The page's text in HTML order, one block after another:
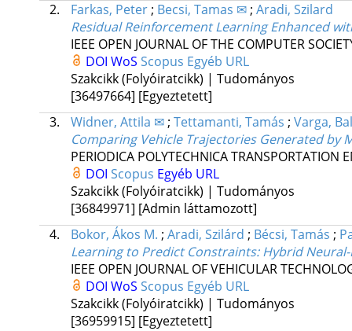
2.
Farkas, Peter; Becsi, Tamas ✉; Aradi, Szilard
Residual Reinforcement Learning Enhanced
IEEE OPEN JOURNAL OF THE COMPUTER
DOI WoS Scopus Egyéb URL
Szakcikk (Folyóiratcikk) | Tudományos
[36497664] [Egyeztetett]
3.
Widner, Attila ✉; Tettamanti, Tamás ; Varga,
Comparing Vehicle Trajectories Generated by
PERIODICA POLYTECHNICA TRANSPORTATION
DOI Scopus Egyéb URL
Szakcikk (Folyóiratcikk) | Tudományos
[36849971] [Admin láttamozott]
4.
Bokor, Ákos M. ; Aradi, Szilárd ; Bécsi, Tamás ;
Learning to Predict Constraints: Hybrid
IEEE OPEN JOURNAL OF VEHICULAR
DOI WoS Scopus Egyéb URL
Szakcikk (Folyóiratcikk) | Tudományos
[36959915] [Egyeztetett]